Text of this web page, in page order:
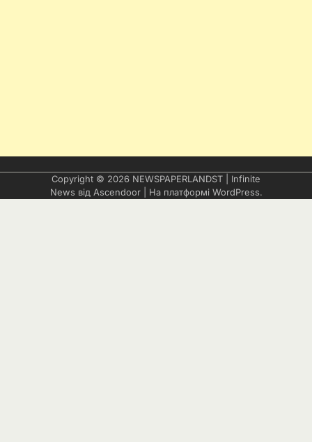
Copyright © 2026 NEWSPAPERLANDST | Infinite
News від Ascendoor| На платформі WordPress.